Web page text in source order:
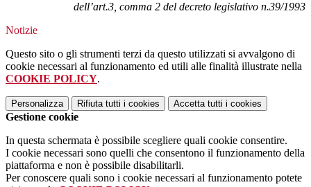
dell’art.3, comma 2 del decreto legislativo n.39/1993
Notizie
Questo sito o gli strumenti terzi da questo utilizzati si avvalgono di
cookie necessari al funzionamento ed utili alle finalità illustrate nella
COOKIE POLICY.
Personalizza Rifiuta tutti i cookies Accetta tutti i cookies
Gestione cookie
In questa schermata è possibile scegliere quali cookie consentire.
I cookie necessari sono quelli che consentono il funzionamento della
piattaforma e non è possibile disabilitarli.
Per conoscere quali sono i cookie necessari al funzionamento potete